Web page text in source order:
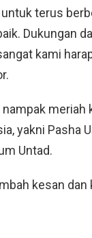
terus
Dukungan
kami
meriah
yakni Pasha
Untad.
kesan